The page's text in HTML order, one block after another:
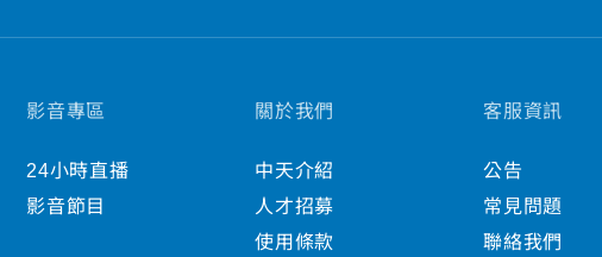
影音專區
24小時直播
影音節目
關於我們
中天介紹
人才招募
使用條款
客服資訊
公告
常見問題
聯絡我們